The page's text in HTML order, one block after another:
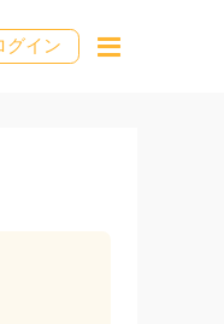
グイン